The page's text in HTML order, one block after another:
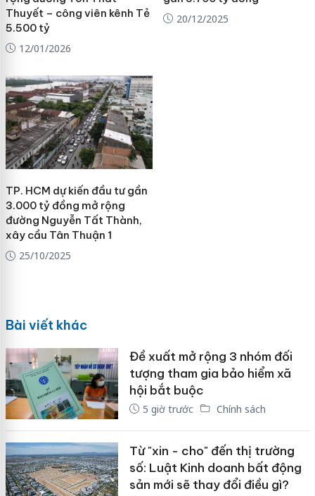
Thuyết – công viên kênh Tẻ
5.500 tỷ
12/01/2026
20/12/2025
TP. HCM dự kiến đầu tư gần
3.000 tỷ đồng mở rộng
đường Nguyễn Tất Thành,
xây cầu Tân Thuận 1
25/10/2025
Bài viết khác
Đề xuất mở rộng 3 nhóm đối
tượng tham gia bảo hiểm xã
hội bắt buộc
5 giờ trước Chính sách
Từ "xin - cho" đến thị trường
số: Luật Kinh doanh bất động
sản mới sẽ thay đổi điều gì?